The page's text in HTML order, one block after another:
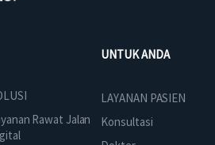
Rawat Jalan
UNTUK ANDA
LAYANAN PASIEN
Konsultasi